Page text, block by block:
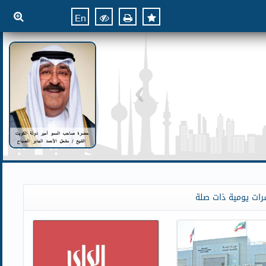
En
يومية ذات صلة